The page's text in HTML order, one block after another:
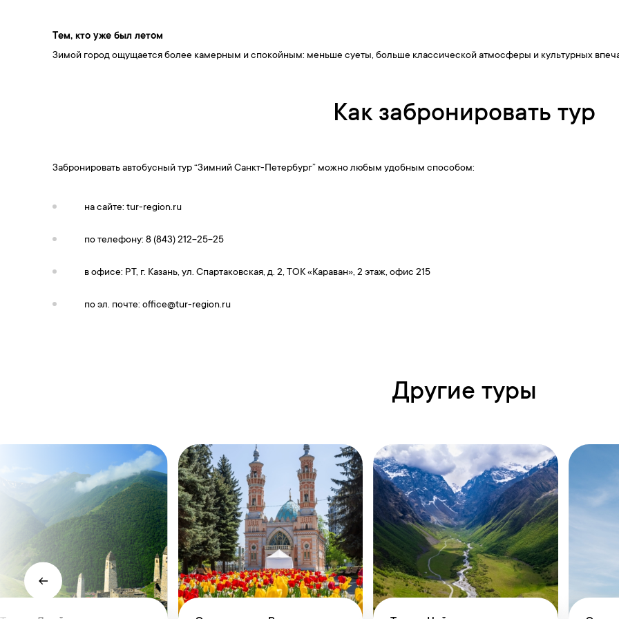
Тем, кто уже был летом
Зимой город ощущается более камерным и спокойным: меньше суеты, больше классической атмосферы и культурных
Как забронировать тур
Забронировать автобусный тур “Зимний Санкт-Петербург” можно любым удобным способом:
на сайте: tur-region.ru
по телефону: 8 (843) 212-25-25
в офисе: РТ, г. Казань, ул. Спартаковская, д. 2, ТОК «Караван», 2 этаж, офис 215
по эл. почте: office@tur-region.ru
Другие туры